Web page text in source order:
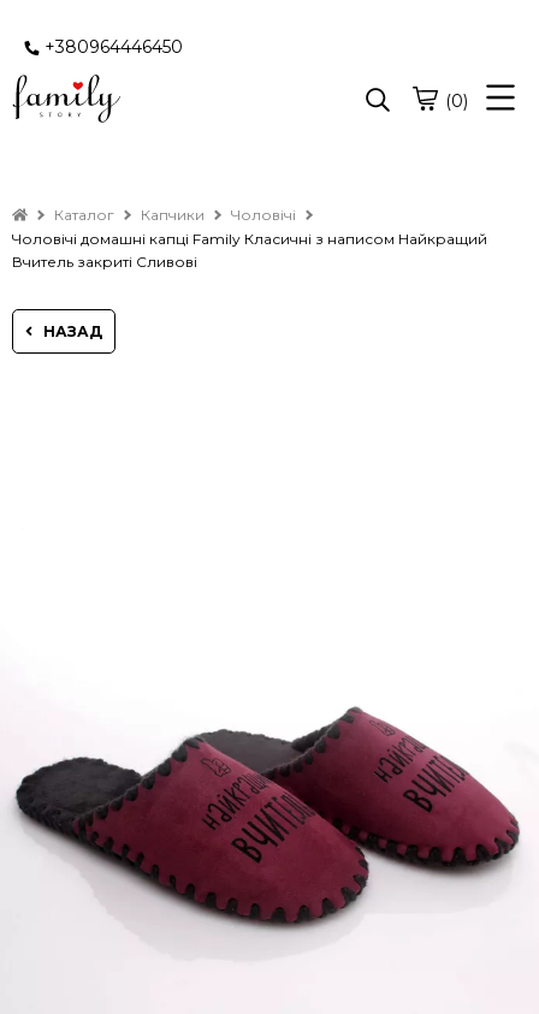
+380964446450
(0)
Каталог Капчики
Чоловічі
Чоловічі домашні капці Family Класичні з написом Найкращий
Вчитель закриті Сливові
НАЗАД